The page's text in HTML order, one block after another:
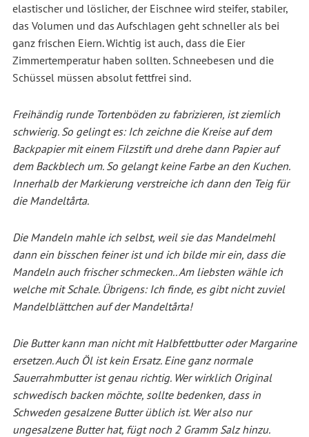
elastischer und löslicher, der Eischnee wird steifer, stabiler,
das Volumen und das Aufschlagen geht schneller als bei
ganz frischen Eiern. Wichtig ist auch, dass die Eier
Zimmertemperatur haben sollten. Schneebesen und die
Schüssel müssen absolut fettfrei sind.
Freihändig runde Tortenböden zu fabrizieren, ist ziemlich
schwierig. So gelingt es: Ich zeichne die Kreise auf dem
Backpapier mit einem Filzstift und drehe dann Papier auf
dem Backblech um. So gelangt keine Farbe an den Kuchen.
Innerhalb der Markierung verstreiche ich dann den Teig für
die Mandeltårta.
Die Mandeln mahle ich selbst, weil sie das Mandelmehl
dann ein bisschen feiner ist und ich bilde mir ein, dass die
Mandeln auch frischer schmecken.. Am liebsten wähle ich
welche mit Schale. Übrigens: Ich finde, esgibt nicht zuviel
Mandelblättchen auf der Mandeltårta!
Die Butter kann man nicht mit Halbfettbutter oder Margarine
ersetzen. Auch Öl ist kein Ersatz. Eine ganz normale
Sauerrahmbutter ist genau richtig. Wer wirklich Original
schwedisch backen möchte, sollte bedenken, dass in
Schweden gesalzene Butter üblich ist. Wer also nur
ungesalzene Butter hat, fügt noch 2 Gramm Salz hinzu.